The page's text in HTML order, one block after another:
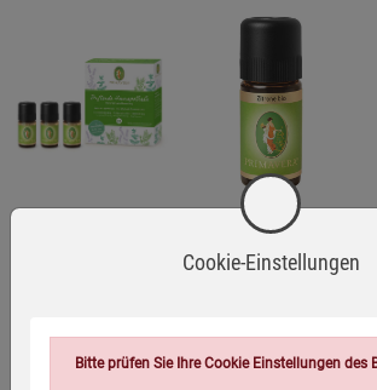
(3)
PRIMAVERA®
Zitrone bio - 10 ml
Cookie-Einstellungen
Bitte prüfen Sie Ihre Cookie Einstellungen des